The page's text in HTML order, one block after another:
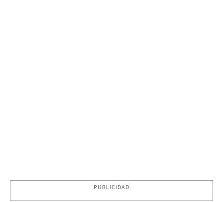
PUBLICIDAD